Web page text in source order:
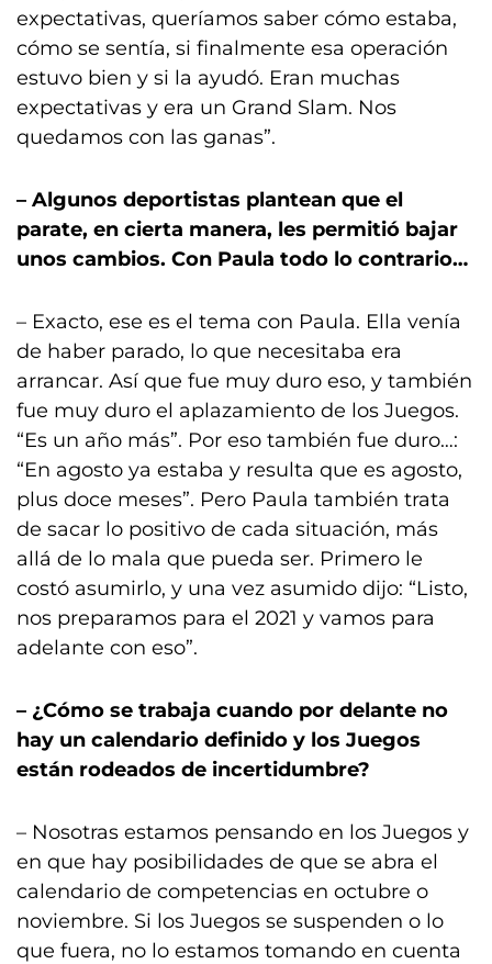
expectativas, queríamos saber cómo estaba,
cómo se sentía, si finalmente esa operación
estuvo bien y si la ayudó. Eran muchas
expectativas y era un Grand Slam. Nos
quedamos con las ganas”.
– Algunos deportistas plantean que el
parate, en cierta manera, les permitió bajar
unos cambios. Con Paula todo lo contrario…
– Exacto, ese es el tema con Paula. Ella venía
de haber parado, lo que necesitaba era
arrancar. Así que fue muy duro eso, y también
fue muy duro el aplazamiento de los Juegos.
“Es un año más”. Por eso también fue duro…:
“En agosto ya estaba y resulta que es agosto,
plus doce meses”. Pero Paula también trata
de sacar lo positivo de cada situación, más
allá de lo mala que pueda ser. Primero le
costó asumirlo, y una vez asumido dijo: “Listo,
nos preparamos para el 2021 y vamos para
adelante con eso”.
– ¿Cómo se trabaja cuando por delante no
hay un calendario definido y los Juegos
están rodeados de incertidumbre?
– Nosotras estamos pensando en los Juegos y
en que hay posibilidades de que se abra el
calendario de competencias en octubre o
noviembre. Si los Juegos se suspenden o lo
que fuera, no lo estamos tomando en cuenta